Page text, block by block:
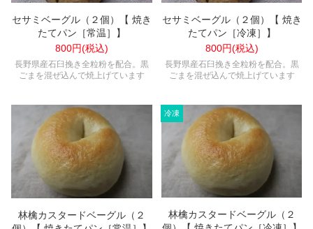
セサミベーグル（２個）【 焼き
たてパン［常温］】
800円(税込)
長野県産石臼挽き全粒粉を配合。黒
ごまを混ぜ込んで焼上げています
セサミベーグル（２個）【 焼き
たてパン［冷凍］】
800円(税込)
長野県産石臼挽き全粒粉を配合。黒
ごまを混ぜ込んで焼上げています
林檎カスタードベーグル（２
林檎カスタードベーグル（２